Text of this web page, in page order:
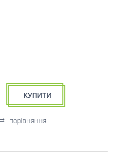
КУПИТИ
порівняння